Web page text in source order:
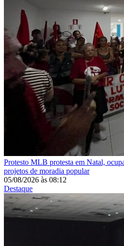
Protesto MLB protesta em Natal,
projetos de moradia popular
05/08/2026 às 08:12
Destaque